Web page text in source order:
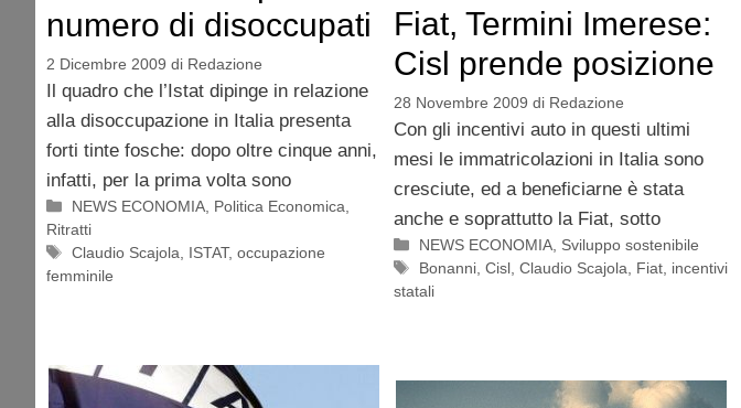
numero di disoccupati
2 Dicembre 2009 di Redazione
Il quadro che l’Istat dipinge in relazione
alla disoccupazione in Italia presenta
forti tinte fosche: dopo oltre cinque anni,
infatti, per la prima volta sono
Categorie
NEWS ECONOMIA Politica Economica
Ritratti
Tag
Claudio Scajola ISTAT,occupazione
femminile
Fiat, Termini Imerese:
Cisl prende posizione
28 Novembre 2009 di Redazione
Con gli incentivi auto in questi ultimi
mesi le immatricolazioni in Italia sono
cresciute, ed a beneficiarne è stata
anche e soprattutto la Fiat, sotto
Categorie
NEWS ECONOMIA Sviluppo sostenibile
Tag
Bonanni ,Cisl ,Claudio Scajola Fiat incentivi
statali